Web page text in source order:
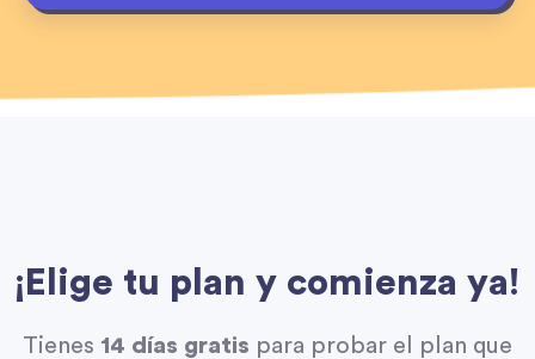
¡Elige tu plan y comienza ya!
Tienes 14 días gratis para probar el plan que